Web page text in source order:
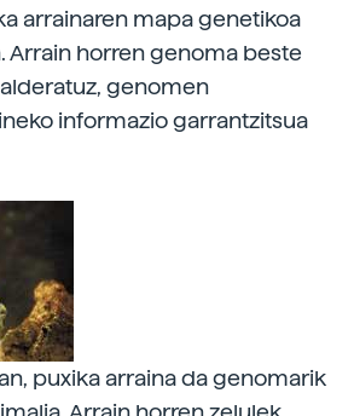
arrainaren mapa genetikoa
Arrain horren genoma beste
genomen
informazio garrantzitsua
puxika arraina da genomarik